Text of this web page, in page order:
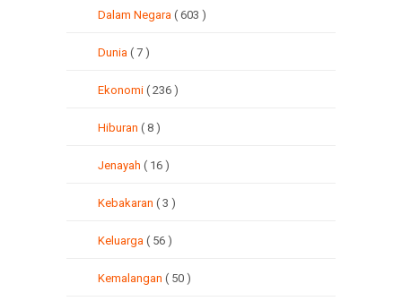
Dalam Negara ( 603 )
Dunia ( 7 )
Ekonomi ( 236 )
Hiburan ( 8 )
Jenayah ( 16 )
Kebakaran ( 3 )
Keluarga ( 56 )
Kemalangan ( 50 )